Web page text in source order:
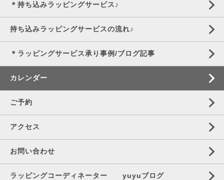
＊持ち込みラッピングサービス♪
持ち込みラッピングサービスの流れ♪
＊ラッピングサービス承り事例/ブログ記事
カレンダー
ご予約
アクセス
お問い合わせ
ラッピングコーディネーター yuyuブログ